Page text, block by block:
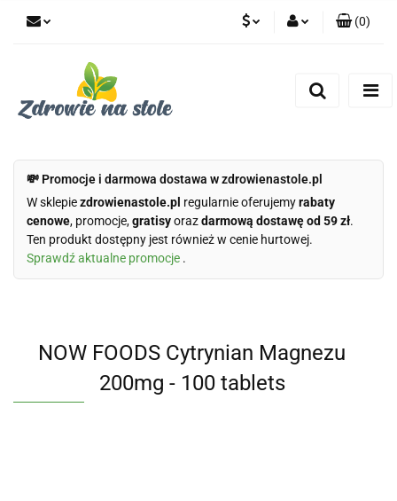
(0)
💸 Promocje i darmowa dostawa w zdrowienastole.pl
W sklepiezdrowienastole.pl regularnie oferujemyrabaty
cenowe, promocje,gratisyorazdarmową dostawę od 59 zł.
Ten produkt dostępny jest również w cenie hurtowej.
Sprawdź aktualne promocje .
NOW FOODS Cytrynian Magnezu
200mg - 100 tablets